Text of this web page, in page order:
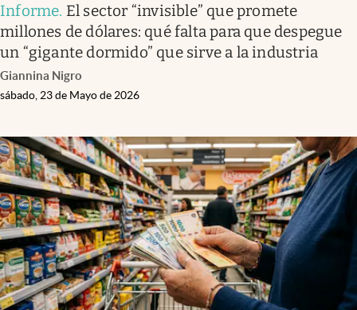
Informe. El sector “invisible” que promete
millones de dólares: qué falta para que despegue
un “gigante dormido” que sirve a la industria
Giannina Nigro
sábado, 23 de Mayo de 2026